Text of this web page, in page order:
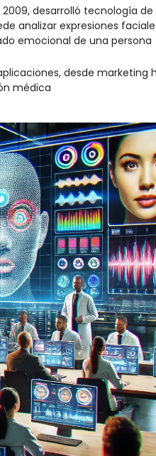
desarrolló tecnología de
analizar expresiones
emocional de una persona
desde marketing
médica